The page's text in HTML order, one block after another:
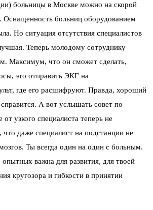
больницы в Москве можно на скорой
Оснащенность больниц оборудованием
Но ситуация отсутствия специалистов
Теперь молодому сотруднику
Максимум, что он сможет сделать,
это отправить ЭКГ на
где его расшифруют. Правда, хороший
А вот услышать совет по
от узкого специалиста теперь не
даже специалист на подстанции не
Ты всегда один на один с больным.
важна для развития, для твоей
кругозора и гибкости в принятии